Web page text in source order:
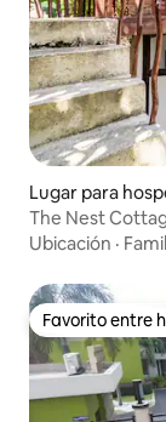
Lugar para
Ubicación ·
Favorito entre
Favorito entre